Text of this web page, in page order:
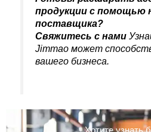
продукции с помощью
поставщика?
Свяжитесь с нами
Jimmao может
вашего бизнеса.
Хотите узнать